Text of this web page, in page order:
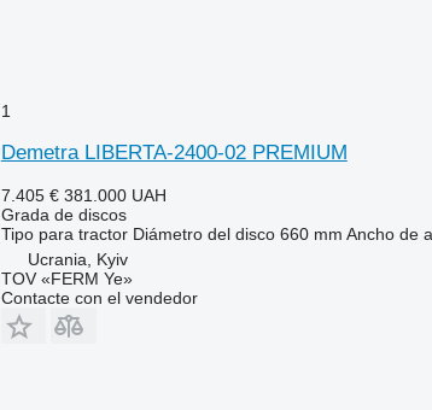
1
Demetra LIBERTA-2400-02 PREMIUM
7.405 € 381.000 UAH
Grada de discos
Tipo para tractor Diámetro del disco 660 mm Ancho de
Ucrania, Kyiv
TOV «FERM Ye»
Contacte con el vendedor